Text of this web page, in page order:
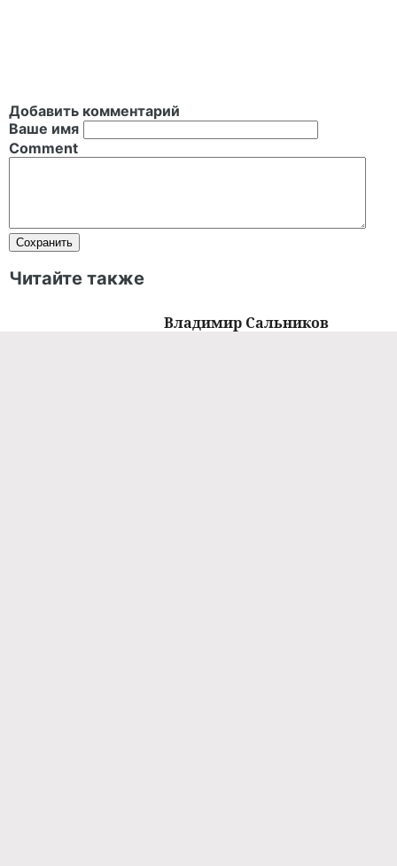
Добавить комментарий
Ваше имя
Comment
Читайте также
Владимир Сальников